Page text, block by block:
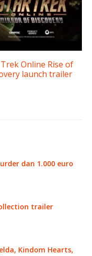
Online Rise of
launch trailer
dan 1.000 euro
trailer
Kindom Hearts,